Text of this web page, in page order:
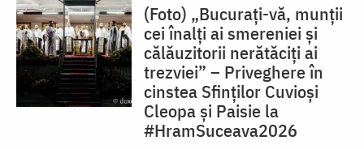
(Foto) „Bucurați-vă, munții
cei înalți ai smereniei și
călăuzitorii nerătăciți ai
trezviei” – Priveghere în
cinstea Sfinților Cuvioși
Cleopa și Paisie la
#HramSuceava2026